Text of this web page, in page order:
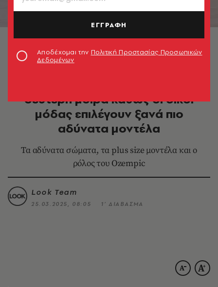
© Chanel Spring-Summer 2025
δεύτερη μοίρα καθώς οι οίκοι
μόδας επιλέγουν ξανά πιο
αδύνατα μοντέλα
Τα αδύνατα σώματα, τα plus size μοντέλα και ο
ρόλος του Ozempic
Look Team
25.03.2025, 08:05 1’ ΔΙΑΒΑΣΜΑ
ΕΓΓΡΑΦΗ
Αποδέχομαι την Πολιτική Προστασίας Προσωπικών
Δεδομένων